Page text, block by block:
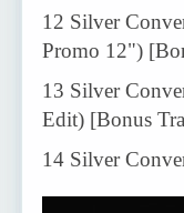
12 Silver
Promo 12")
13 Silver
Edit) [Bonus
14 Silver